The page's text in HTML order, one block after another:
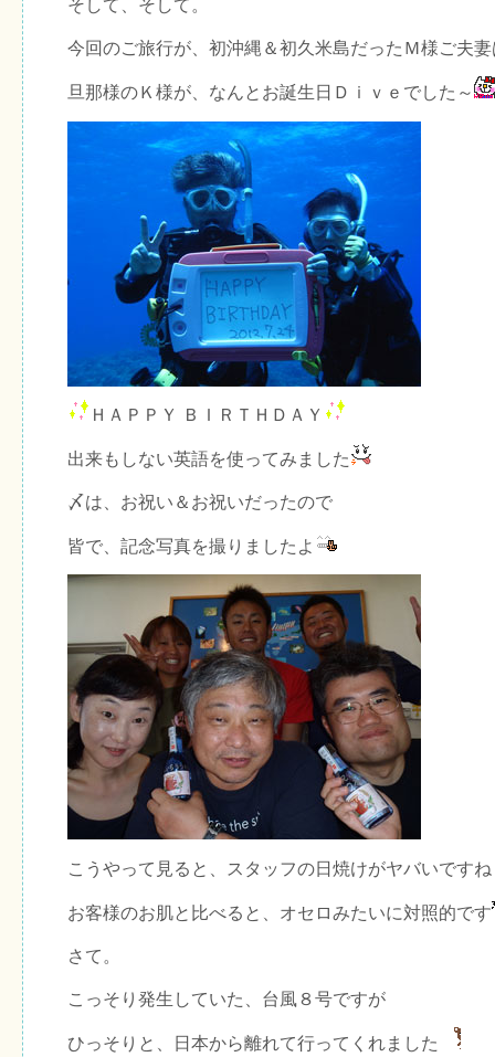
そして、そして。
今回のご旅行が、初沖縄＆初久米島だったＭ様ご夫妻
旦那様のＫ様が、なんとお誕生日Ｄｉｖｅでした～
ＨＡＰＰＹ ＢＩＲＴＨＤＡＹ
出来もしない英語を使ってみました
〆は、お祝い＆お祝いだったので
皆で、記念写真を撮りましたよ
こうやって見ると、スタッフの日焼けがヤバいです
お客様のお肌と比べると、オセロみたいに対照的です
さて。
こっそり発生していた、台風８号ですが
ひっそりと、日本から離れて行ってくれました